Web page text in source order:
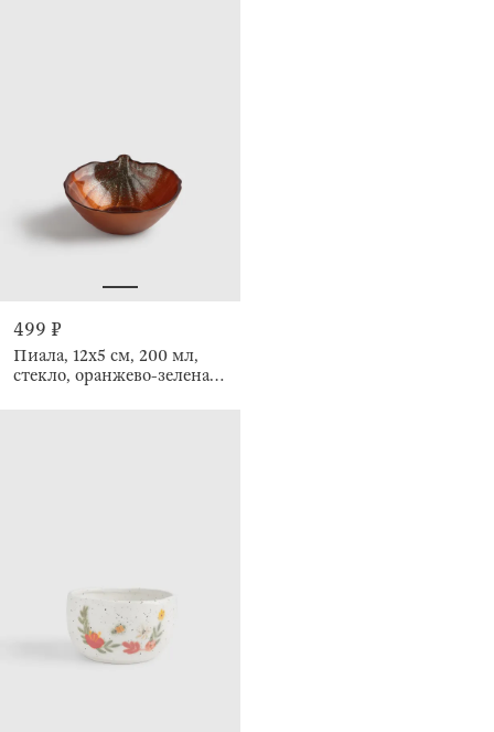
499 ₽
Пиала, 12х5 см, 200 мл,
стекло, оранжево-зеленая,